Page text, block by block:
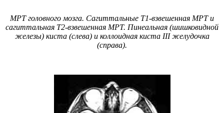
МРТ головного мозга. Сагиттальные Т1-взвешенная МРТ и
сагиттальная Т2-взвешенная МРТ. Пинеальная (шишковидной
железы) киста (слева) и коллоидная киста III желудочка
(справа).